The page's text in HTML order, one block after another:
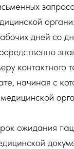
дней со
начиная с
ожидания